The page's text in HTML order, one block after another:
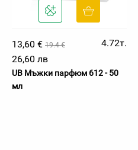
13,60 € 19.4 €
4.72т.
26,60 лв
UB Мъжки парфюм 612 - 50
мл